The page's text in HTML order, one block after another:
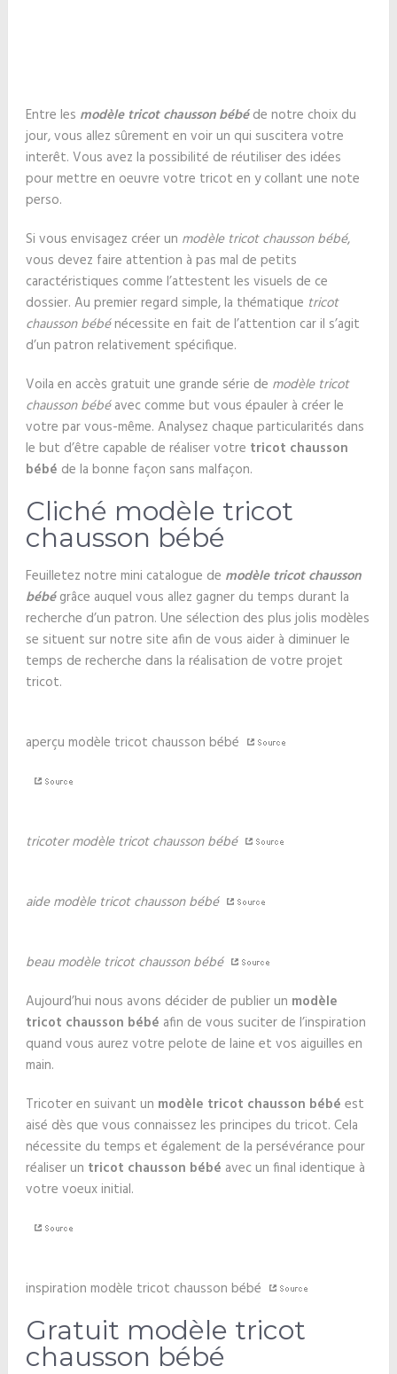
Entre les modèle tricot chausson bébéde notre choix du
jour, vous allez sûrement en voir un qui suscitera votre
interêt. Vous avez la possibilité de réutiliser des idées
pour mettre en oeuvre votre tricot en y collant une note
perso.
Si vous envisagez créer un modèle tricot chausson bébé,
vous devez faire attention à pas mal de petits
caractéristiques comme l’attestent les visuels de ce
dossier. Au premier regard simple, la thématique tricot
chausson bébénécessite en fait de l’attention car il s’agit
d’un patron relativement spécifique.
Voila en accès gratuit une grande série de modèle tricot
chausson bébéavec comme but vous épauler à créer le
votre par vous-même. Analysez chaque particularités dans
le but d’être capable de réaliser votre tricot chausson
bébé de la bonne façon sans malfaçon.
Cliché modèle tricot
chausson bébé
Feuilletez notre mini catalogue de modèle tricot chausson
bébégrâce auquel vous allez gagner du temps durant la
recherche d’un patron. Une sélection des plus jolis modèles
se situent sur notre site afin de vous aider à diminuer le
temps de recherche dans la réalisation de votre projet
tricot.
aperçu modèle tricot chausson bébé
tricoter modèle tricot chausson bébé
aide modèle tricot chausson bébé
beau modèle tricot chausson bébé
Aujourd’hui nous avons décider de publier un modèle
tricot chausson bébé afin de vous suciter de l’inspiration
quand vous aurez votre pelote de laine et vos aiguilles en
main.
Tricoter en suivant un modèle tricot chausson bébé est
aisé dès que vous connaissez les principes du tricot. Cela
nécessite du temps et également de la persévérance pour
réaliser un tricot chausson bébé avec un final identique à
votre voeux initial.
inspiration modèle tricot chausson bébé
Gratuit modèle tricot
chausson bébé